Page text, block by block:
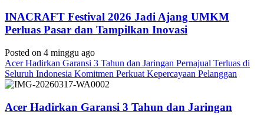
INACRAFT Festival 2026 Jadi Ajang UMKM
Perluas Pasar dan Tampilkan Inovasi
Posted on 4 minggu ago
Acer Hadirkan Garansi 3 Tahun dan Jaringan Pernajual Terluas di
Seluruh Indonesia Komitmen Perkuat Kepercayaan Pelanggan
Acer Hadirkan Garansi 3 Tahun dan Jaringan